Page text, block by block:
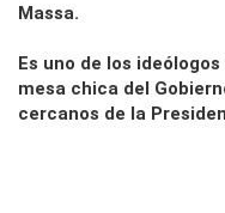
Massa.
Es uno de los
mesa chica del
cercanos de la